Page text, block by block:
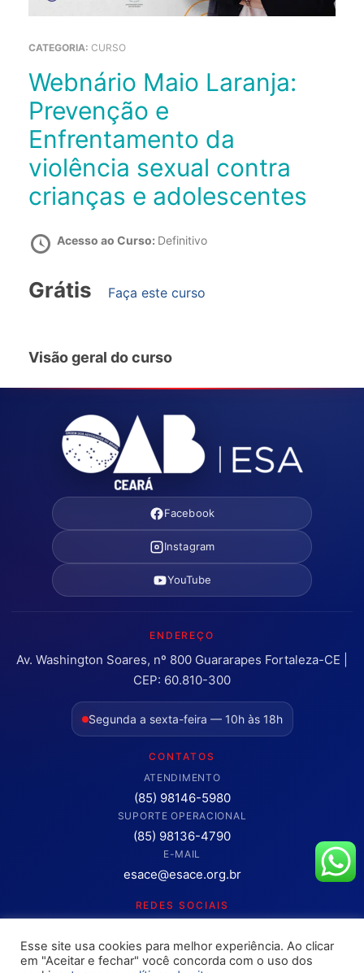
CATEGORIA: CURSO
Webnário Maio Laranja:
Prevenção e
Enfrentamento da
violência sexual contra
crianças e adolescentes
Acesso ao Curso: Definitivo
Grátis Faça este curso
Visão geral do curso
Facebook
Instagram
YouTube
ENDEREÇO
Av. Washington Soares, nº 800 Guararapes Fortaleza-CE |
CEP: 60.810-300
Segunda a sexta-feira — 10h às 18h
CONTATOS
ATENDIMENTO
(85) 98146-5980
SUPORTE OPERACIONAL
(85) 98136-4790
E-MAIL
esace@esace.org.br
REDES SOCIAIS
Clique para abrir os canais oficiais.
Esse site usa cookies para melhor experiência. Ao clicar
em "Aceitar e fechar" você concorda com o uso dos